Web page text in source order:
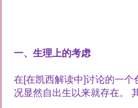
一、生理上的考虑
在[在凯西解读中]讨论的一个
况显然自出生以来就存在。